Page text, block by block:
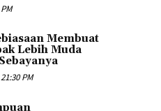
Membuat
Lebih Muda
PM